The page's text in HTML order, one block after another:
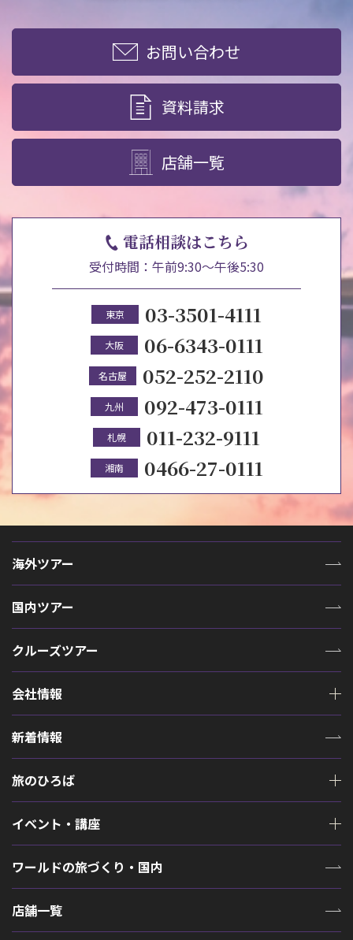
お問い合わせ
資料請求
店舗一覧
電話相談はこちら
受付時間：午前9:30～午後5:30
東京 03-3501-4111
大阪 06-6343-0111
名古屋 052-252-2110
九州 092-473-0111
札幌 011-232-9111
湘南 0466-27-0111
海外ツアー
国内ツアー
クルーズツアー
会社情報
新着情報
旅のひろば
イベント・講座
ワールドの旅づくり・国内
店舗一覧